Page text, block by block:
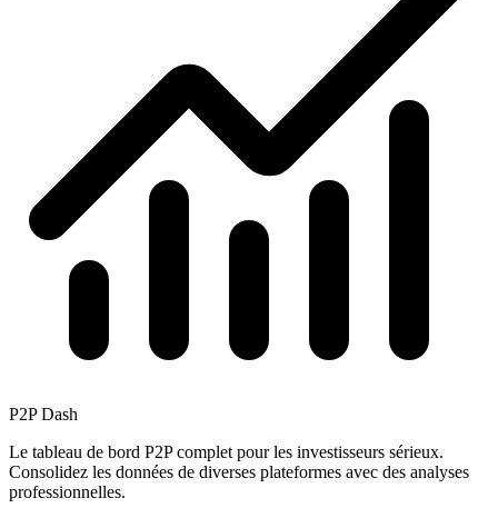
P2P Dash
Le tableau de bord P2P complet pour les investisseurs sérieux.
Consolidez les données de diverses plateformes avec des analyses
professionnelles.